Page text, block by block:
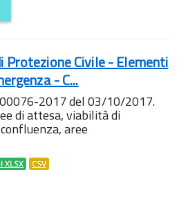
Protezione Civile - Elementi
- C...
2017 del 03/10/2017.
di attesa, viabilità di
aree
XLSX CSV